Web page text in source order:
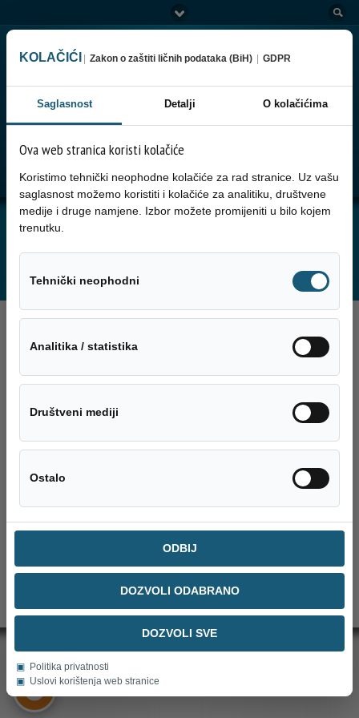
Go to:
JUTARNJA SERVISNA INFORMACIJA ZA
01.06.2026. GODINE
1. Juna 2026.
JP „ViK“ d.o.o. Zenica obavještava da se vodosnabdijevanje odvija uredno i bez
ograničenja.
Kategorije
SERVISNE INFORMACIJE
JP Vodovod i Kanalizacija doo Zenica
KOLAČIĆI Zakon o zaštiti ličnih podataka (BiH) GDPR
Saglasnost Detalji O kolačićima
Ova web stranica koristi kolačiće
Koristimo tehnički neophodne kolačiće za rad stranice. Uz vašu
saglasnost možemo koristiti i kolačiće za analitiku, društvene
medije i druge namjene. Izbor možete promijeniti u bilo kojem
trenutku.
Tehnički neophodni Tehnički
Analitika / statistika Analitika /
Društveni mediji Društveni
Ostalo Ostalo
ODBIJ
DOZVOLI ODABRANO
DOZVOLI SVE
▣ Politika privatnosti
▣ Uslovi korištenja web stranice